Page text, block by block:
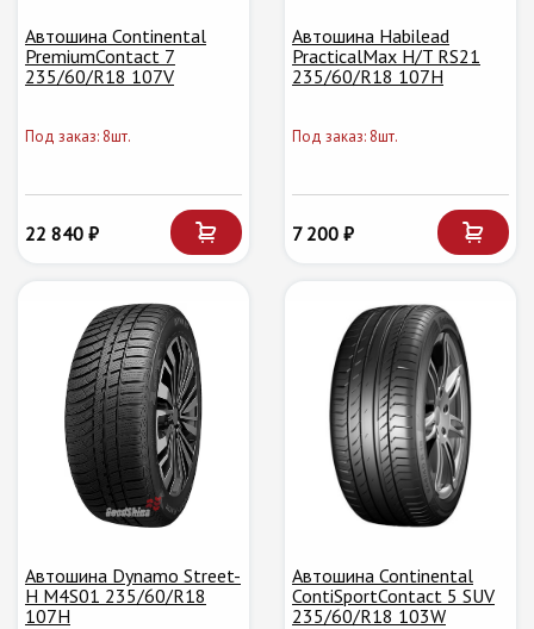
Автошина Continental
PremiumContact 7
235/60/R18 107V
Под заказ: 8шт.
22 840 ₽
Автошина Habilead
PracticalMax H/T RS21
235/60/R18 107H
Под заказ: 8шт.
7 200 ₽
Автошина Dynamo Street-
H M4S01 235/60/R18
107H
Автошина Continental
ContiSportContact 5 SUV
235/60/R18 103W